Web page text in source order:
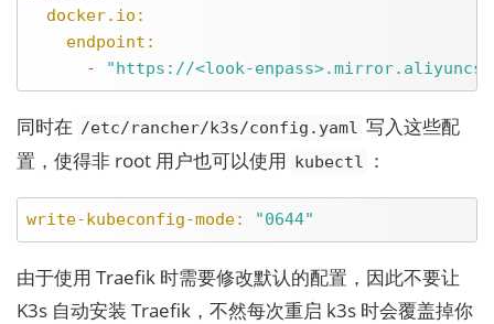
docker.io:
endpoint:
-
"https://<look-
同时在 /etc/rancher/k3s/config.yaml 写入这些配
置，使得非 root 用户也可以使用 kubectl ：
write-kubeconfig-mode: "0644"
由于使用 Traefik 时需要修改默认的配置，因此不要让
K3s 自动安装 Traefik，不然每次重启 k3s 时会覆盖掉你